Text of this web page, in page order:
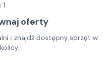
1
oferty
i znajdź dostępny sprzęt w